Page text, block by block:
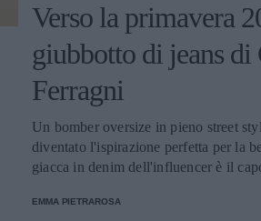
Verso la primavera
giubbotto di jeans di
Ferragni
Un bomber oversize in pieno street
diventato l'ispirazione perfetta per la
giacca in denim dell'influencer è il
EMMA PIETRAROSA